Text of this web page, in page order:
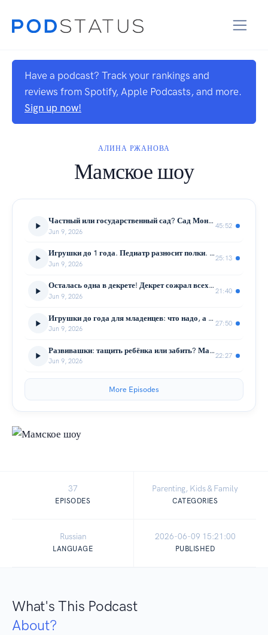
Have a podcast? Track your rankings and
reviews from Spotify, Apple Podcasts, and more.
Sign up now!
АЛИНА РЖАНОВА
Мамское шоу
Частный или государственный сад? Сад Монтессори? Частный сад - развод на деньги? Как выбрать садик?
Jun 9, 2026
45:52
Игрушки до 1 года. Педиатр разносит полки. Что купить малышу? Игрушки для малышей. 2 часть подкаст
Jun 9, 2026
25:13
Осталась одна в декрете! Декрет сожрал всех подруг? Где искать новых? Подкаст для мам
Jun 9, 2026
21:40
Игрушки до года для младенцев: что надо, а что выбросить? Педиатр всё объяснила. Игрушки развивашки
Jun 9, 2026
27:50
Развивашки: тащить ребёнка или забить? Мамы-тигры, китайцы растят чемпионов? Как вырастить лидера?
Jun 9, 2026
22:27
More Episodes
37
EPISODES
Parenting, Kids & Family
CATEGORIES
Russian
LANGUAGE
2026-06-09 15:21:00
PUBLISHED
What's This Podcast
About?